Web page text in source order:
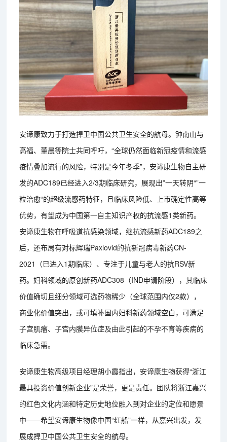
安谛康致力于打造捍卫中国公共卫生安全的航母。钟南山与
高福、董晨等院士共同呼吁，“全球仍然面临新冠疫情和流感
疫情叠加流行的风险，特别是今年冬季”，安谛康生物自主研
发的ADC189已经进入2/3期临床研究，展现出”一天转阴“”一
粒治愈“的超级流感药特征，且临床风险低、上市确定性高等
优势，有望成为中国第一自主知识产权的抗流感1类新药。
安谛康生物在呼吸道抗感染领域，继抗流感新药ADC189之
后，还布局有对标辉瑞Paxlovid的抗新冠病毒新药CN-
2021（已进入1期临床）、专注于儿童与老人的抗RSV新
药。妇科领域的原创新药ADC308（IND申请阶段），其临床
价值确切且细分领域可选药物稀少（全球范围内仅2款），
商业化价值突出，或可填补国内妇科新药领域空白，可满足
子宫肌瘤、子宫内膜异位症及由此引起的不孕不育等疾病的
临床急需。
安谛康生物高级项目经理胡小霞指出，安谛康生物获得“浙江
最具投资价值创新企业”是荣誉，更是责任。团队将浙江嘉兴
的红色文化内涵和特定历史地位融入到对企业的定位和愿景
中——希望安谛康生物像中国“红船”一样，从嘉兴出发，发
展成捍卫中国公共卫生安全的航母。